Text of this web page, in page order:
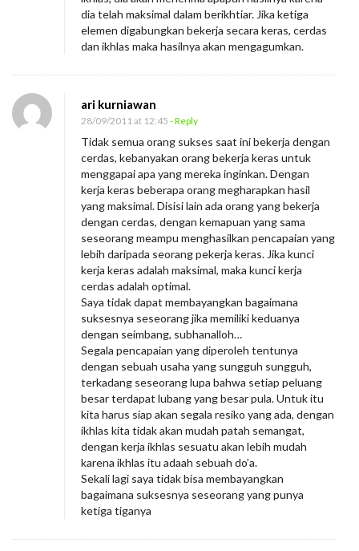
dia telah maksimal dalam berikhtiar. Jika ketiga
elemen digabungkan bekerja secara keras, cerdas
dan ikhlas maka hasilnya akan mengagumkan.
ari kurniawan
28/09/2011 at 12:45 - Reply
Tidak semua orang sukses saat ini bekerja dengan
cerdas, kebanyakan orang bekerja keras untuk
menggapai apa yang mereka inginkan. Dengan
kerja keras beberapa orang megharapkan hasil
yang maksimal. Disisi lain ada orang yang bekerja
dengan cerdas, dengan kemapuan yang sama
seseorang meampu menghasilkan pencapaian yang
lebih daripada seorang pekerja keras. Jika kunci
kerja keras adalah maksimal, maka kunci kerja
cerdas adalah optimal.
Saya tidak dapat membayangkan bagaimana
suksesnya seseorang jika memiliki keduanya
dengan seimbang, subhanalloh…
Segala pencapaian yang diperoleh tentunya
dengan sebuah usaha yang sungguh sungguh,
terkadang seseorang lupa bahwa setiap peluang
besar terdapat lubang yang besar pula. Untuk itu
kita harus siap akan segala resiko yang ada, dengan
ikhlas kita tidak akan mudah patah semangat,
dengan kerja ikhlas sesuatu akan lebih mudah
karena ikhlas itu adaah sebuah do’a.
Sekali lagi saya tidak bisa membayangkan
bagaimana suksesnya seseorang yang punya
ketiga tiganya